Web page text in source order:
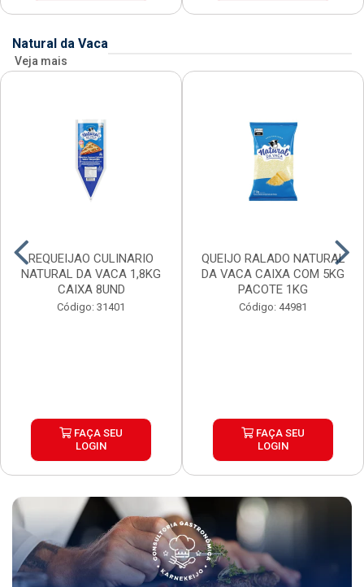
Natural da Vaca
Veja mais
REQUEIJAO CULINARIO
NATURAL DA VACA 1,8KG
CAIXA 8UND
Código: 31401
FAÇA SEU
LOGIN
QUEIJO RALADO NATURAL
DA VACA CAIXA COM 5KG
PACOTE 1KG
Código: 44981
FAÇA SEU
LOGIN